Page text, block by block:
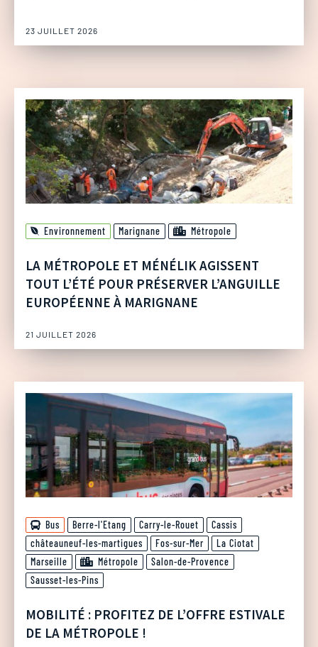
23 JUILLET 2026
Environnement Marignane Métropole
LA MÉTROPOLE ET MÉNÉLIK AGISSENT
TOUT L’ÉTÉ POUR PRÉSERVER L’ANGUILLE
EUROPÉENNE À MARIGNANE
21 JUILLET 2026
Bus Berre-l'Etang Carry-le-Rouet
Cassis
châteauneuf-les-martigues
Fos-sur-Mer
La Ciotat
Marseille
Métropole
Salon-de-Provence
Sausset-les-Pins
MOBILITÉ : PROFITEZ DE L’OFFRE ESTIVALE
DE LA MÉTROPOLE !